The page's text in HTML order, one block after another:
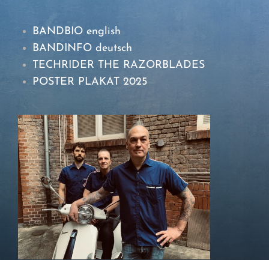
BANDBIO english
BANDINFO deutsch
TECHRIDER THE RAZORBLADES
POSTER PLAKAT 2025